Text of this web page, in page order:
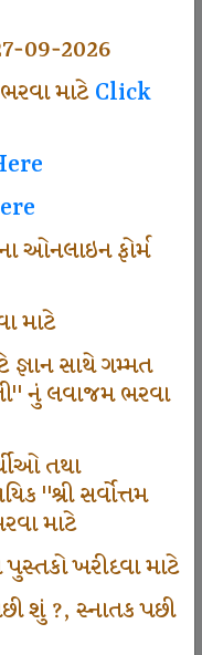
09-2026
માટેClick
ઓનલાઇન ફોર્મ
માટે
જ્ઞાન સાથે ગમ્મત
નું લવાજમ ભરવા
તથા
"શ્રી સર્વોત્તમ
માટે
પુસ્તકો ખરીદવા માટે
શું ?, સ્નાતક પછી
GKIQ